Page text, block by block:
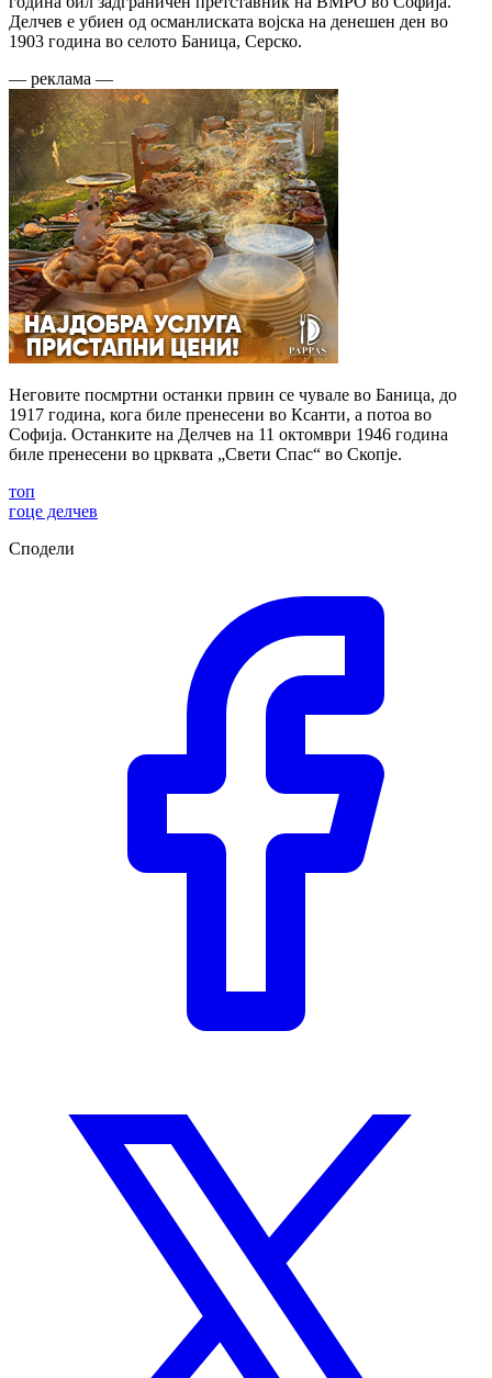
Делчев е убиен од османлиската војска на денешен ден во
1903 година во селото Баница, Серско.
— реклама —
Неговите посмртни останки првин се чувале во Баница, до
1917 година, кога биле пренесени во Ксанти, а потоа во
Софија. Останките на Делчев на 11 октомври 1946 година
биле пренесени во црквата „Свети Спас“ во Скопје.
топ
гоце делчев
Сподели